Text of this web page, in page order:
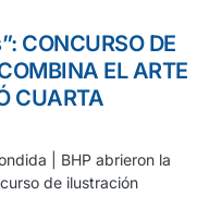
CONCURSO DE
EL ARTE
CUARTA
| BHP abrieron la
de ilustración